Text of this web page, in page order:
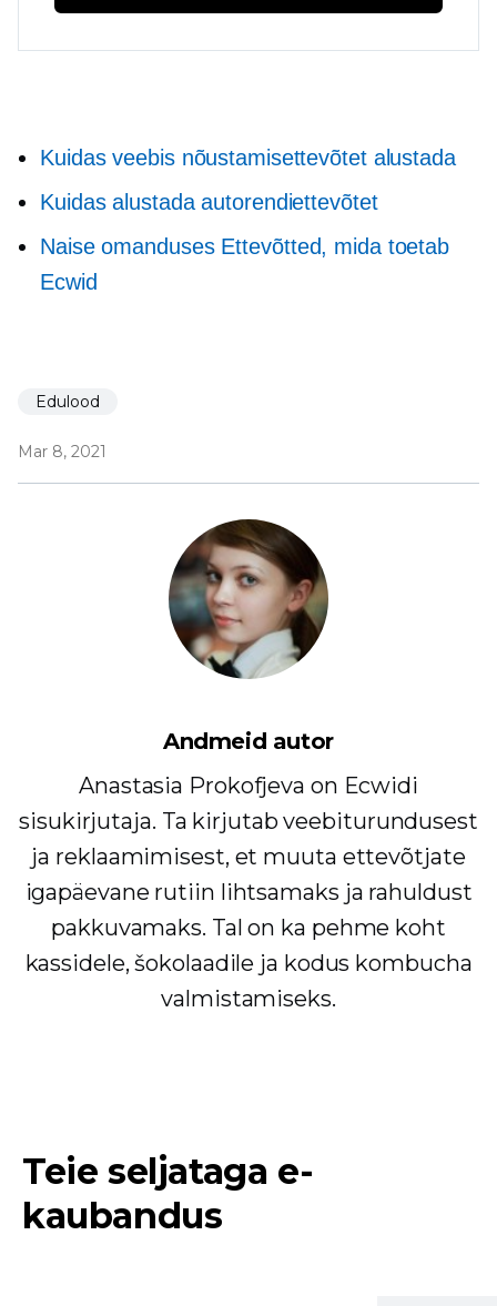
Kuidas veebis nõustamisettevõtet alustada
Kuidas alustada autorendiettevõtet
Naise omandusesEttevõtted, mida toetab
Ecwid
Edulood
Mar 8, 2021
Andmeid autor
Anastasia Prokofjeva on Ecwidi
sisukirjutaja. Ta kirjutab veebiturundusest
ja reklaamimisest, et muuta ettevõtjate
igapäevane rutiin lihtsamaks ja rahuldust
pakkuvamaks. Tal on ka pehme koht
kassidele, šokolaadile ja kodus kombucha
valmistamiseks.
Teie seljataga e-
kaubandus